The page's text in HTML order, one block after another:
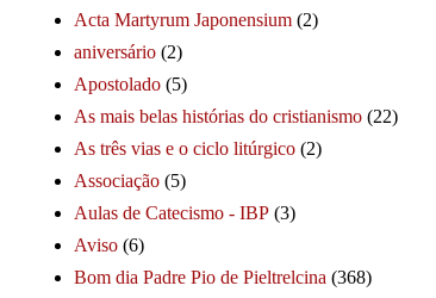
Acta Martyrum Japonensium (2)
aniversário (2)
Apostolado (5)
As mais belas histórias do cristianismo (22)
As três vias e o ciclo litúrgico (2)
Associação (5)
Aulas de Catecismo - IBP (3)
Aviso (6)
Bom dia Padre Pio de Pieltrelcina (368)